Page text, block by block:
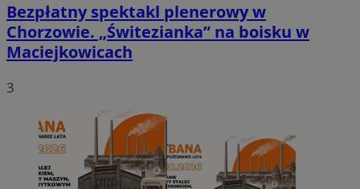
Bezpłatny spektakl plenerowy w
Chorzowie. „Świtezianka” na boisku w
Maciejkowicach
3